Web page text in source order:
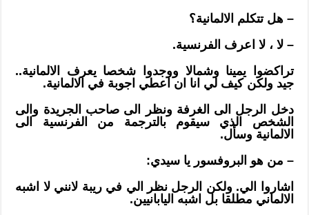
– هل تتكلم الالمانية؟
– لا ، لا اعرف الفرنسية.
تراكضوا يمينا وشمالا ووجدوا شخصا يعرف الالمانية..
جيد ولكن كيف لي انا ان اعطي اجوبة في الالمانية.
دخل الرجل الى الغرفة ونظر الى صاحب الجريدة والى
الشخص الذي سيقوم بالترجمة من الفرنسية الى
الالمانية وسأل.
– من هو البروفسور يا سيدي:
اشاروا الي. ولكن الرجل نظر الي في ريبة لانني لا اشبه
الالماني مطلقا بل اشبه اليابانيين.